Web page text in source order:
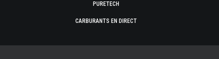
PURETECH
CARBURANTS EN DIRECT